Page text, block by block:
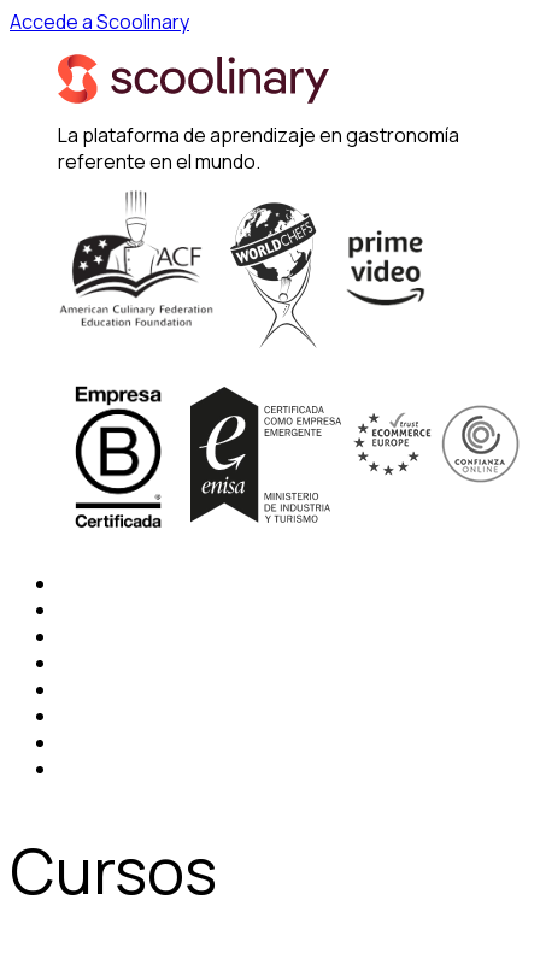
Accede a Scoolinary
La plataforma de aprendizaje en gastronomía
referente en el mundo.
Cursos